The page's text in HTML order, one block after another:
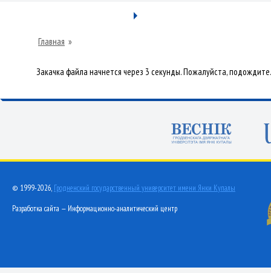
Главная »
Закачка файла начнется через 3 секунды. Пожалуйста, подождите.
© 1999-2026, Гродненский государственный университет имени Янки Купалы
Разработка сайта — Информационно-аналитический центр